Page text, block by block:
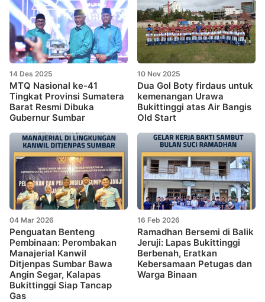
14 Des 2025
MTQ Nasional ke-41
Tingkat Provinsi Sumatera
Barat Resmi Dibuka
Gubernur Sumbar
10 Nov 2025
Dua Gol Boty firdaus untuk
kemenangan Urawa
Bukittinggi atas Air Bangis
Old Start
04 Mar 2026
Penguatan Benteng
Pembinaan: Perombakan
Manajerial Kanwil
Ditjenpas Sumbar Bawa
Angin Segar, Kalapas
Bukittinggi Siap Tancap
Gas
16 Feb 2026
Ramadhan Bersemi di Balik
Jeruji: Lapas Bukittinggi
Berbenah, Eratkan
Kebersamaan Petugas dan
Warga Binaan